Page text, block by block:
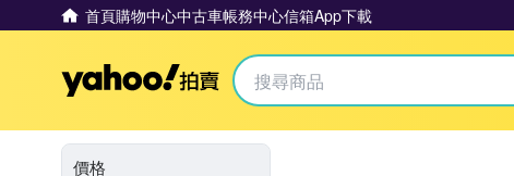
首頁購物中心中古車帳務中心信箱App下載
Yahoo拍賣
價格